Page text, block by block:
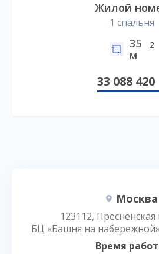
Жилой
1 спальня
35
м
2
33 088 420
Москва
123112, Пресненская
БЦ «Башня на
Время